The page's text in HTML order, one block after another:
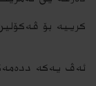
كرییه‌ بۆ
ئه‌ڤ یه‌كه‌